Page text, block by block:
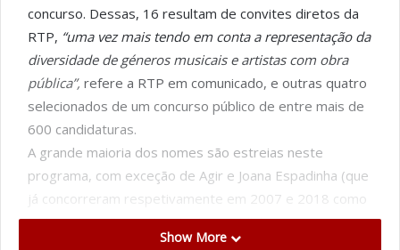
concurso. Dessas, 16 resultam de convites diretos da
RTP, “uma vez mais tendo em conta a representação da
diversidade de géneros musicais e artistas com obra
pública”, refere a RTP em comunicado, e outras quatro
selecionados de um concurso público de entre mais de
600 candidaturas.
A grande maioria dos nomes são estreias neste
programa, com exceção de Agir e Joana Espadinha (que
já concorreram respetivamente em 2007 e 2018 como
intérpretes). Para além destes, sublinha-se a
participação de Áurea, Fábia Rebordão, FF, Os
Show More